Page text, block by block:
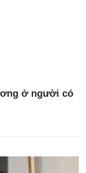
ở người có